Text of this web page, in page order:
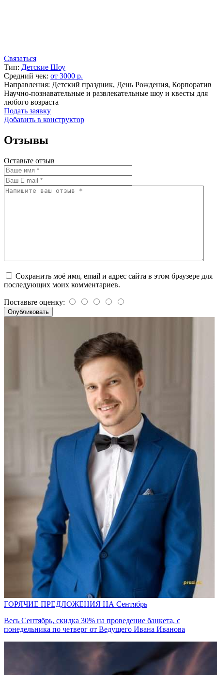
Связаться
Тип: Детские Шоу
Средний чек: от 3000 р.
Направления: Детский праздник, День Рождения, Корпоратив
Научно-познавательные и развлекательные шоу и квесты для
любого возраста
Подать заявку
Добавить в конструктор
Отзывы
Оставьте отзыв
Сохранить моё имя, email и адрес сайта в этом браузере для
последующих моих комментариев.
Поставьте оценку:
ГОРЯЧИЕ ПРЕДЛОЖЕНИЯ НА Сентябрь
Весь Сентябрь, скидка 30% на проведение банкета, с
понедельника по четверг от Ведущего Ивана Иванова